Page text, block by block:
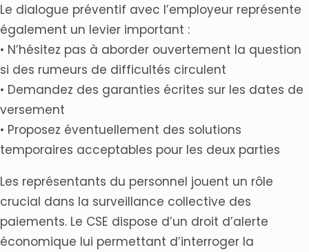
Le dialogue préventif avec l’employeur représente
également un levier important :
• N’hésitez pas à aborder ouvertement la question
si des rumeurs de difficultés circulent
• Demandez des garanties écrites sur les dates de
versement
• Proposez éventuellement des solutions
temporaires acceptables pour les deux parties
Les représentants du personnel jouent un rôle
crucial dans la surveillance collective des
paiements. Le CSE dispose d’un droit d’alerte
économique lui permettant d’interroger la